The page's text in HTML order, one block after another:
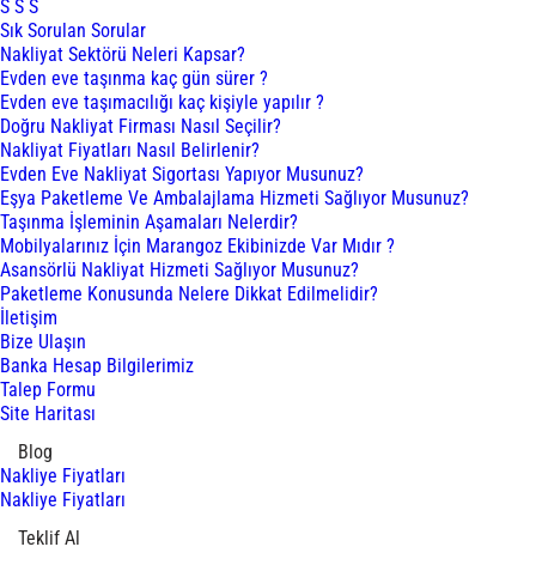
S S S
Sık Sorulan Sorular
Nakliyat Sektörü Neleri Kapsar?
Evden eve taşınma kaç gün sürer ?
Evden eve taşımacılığı kaç kişiyle yapılır ?
Doğru Nakliyat Firması Nasıl Seçilir?
Nakliyat Fiyatları Nasıl Belirlenir?
Evden Eve Nakliyat Sigortası Yapıyor Musunuz?
Eşya Paketleme Ve Ambalajlama Hizmeti Sağlıyor Musunuz?
Taşınma İşleminin Aşamaları Nelerdir?
Mobilyalarınız İçin Marangoz Ekibinizde Var Mıdır ?
Asansörlü Nakliyat Hizmeti Sağlıyor Musunuz?
Paketleme Konusunda Nelere Dikkat Edilmelidir?
İletişim
Bize Ulaşın
Banka Hesap Bilgilerimiz
Talep Formu
Site Haritası
Blog
Nakliye Fiyatları
Nakliye Fiyatları
Teklif Al